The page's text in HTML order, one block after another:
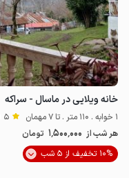
خانه ویلایی در ماسال - سراکه
1 خوابه . 110 متر . تا 7 مهمان 5
هر شب از 1٬500٬000 تومان
10% تخفیف از 5 شب